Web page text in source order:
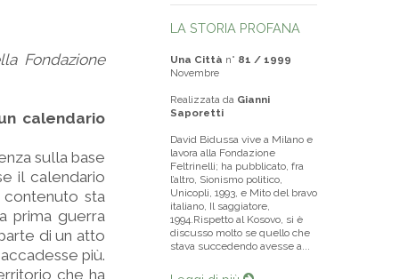
Fondazione
calendario
sulla base
il calendario
sta
prima guerra
di un atto
più.
che ha
LA STORIA PROFANA
Una Città n° 81 / 1999
Novembre
Realizzata da Gianni
Saporetti
David Bidussa vive a Milano e
lavora alla Fondazione
Feltrinelli; ha pubblicato, fra
l’altro, Sionismo politico,
Unicopli, 1993, e Mito del bravo
italiano, Il saggiatore,
1994.Rispetto al Kosovo, si è
discusso molto se quello che
stava succedendo avesse a...